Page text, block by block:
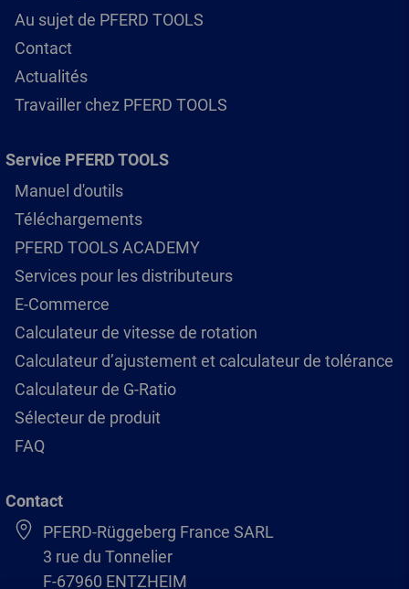
Au sujet de PFERD TOOLS
Contact
Actualités
Travailler chez PFERD TOOLS
Service PFERD TOOLS
Manuel d'outils
Téléchargements
PFERD TOOLS ACADEMY
Services pour les distributeurs
E-Commerce
Calculateur de vitesse de rotation
Calculateur d’ajustement et calculateur de tolérance
Calculateur de G-Ratio
Sélecteur de produit
FAQ
Contact
PFERD-Rüggeberg France SARL
3 rue du Tonnelier
F-67960 ENTZHEIM